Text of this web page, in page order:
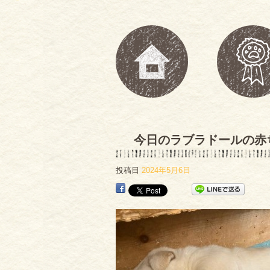
今日のラブラドールの赤
投稿日 2024年5月6日